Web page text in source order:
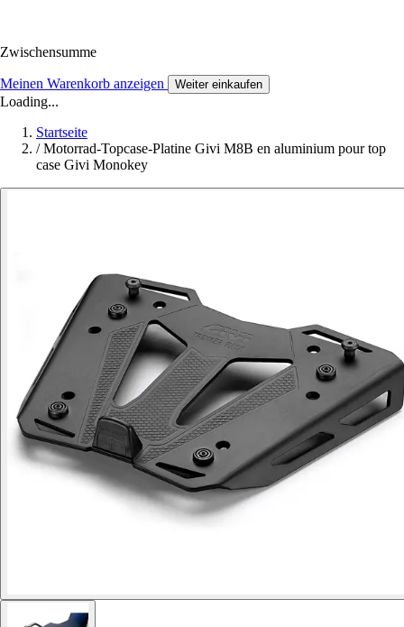
Zwischensumme
Meinen Warenkorb anzeigen Weiter einkaufen
Loading...
Startseite
/ Motorrad-Topcase-Platine Givi M8B en aluminium pour top
case Givi Monokey